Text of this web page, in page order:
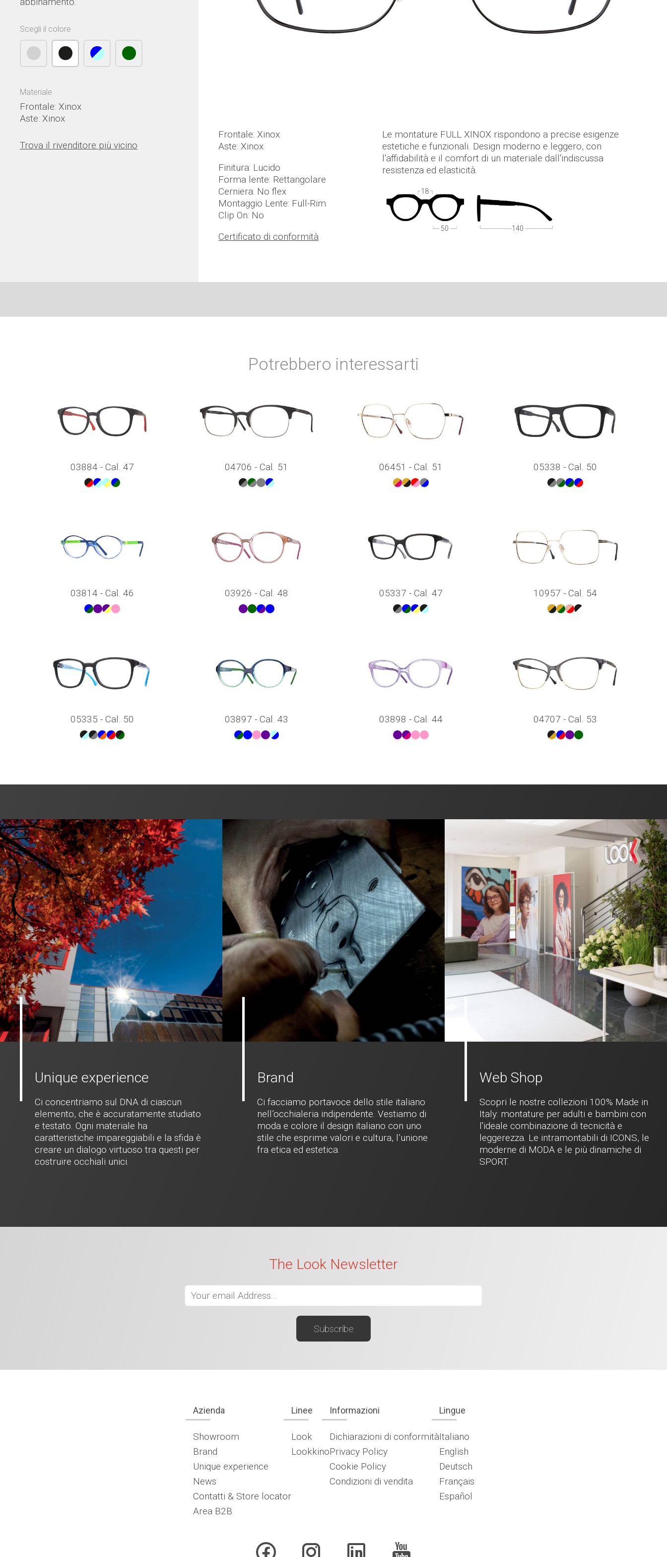
Scegli il colore
Materiale
Frontale: Xinox
Aste: Xinox
Trova il rivenditore più vicino
Frontale: Xinox
Aste: Xinox
Finitura: Lucido
Forma lente: Rettangolare
Cerniera: No flex
Montaggio Lente: Full-Rim
Clip On: No
Certificato di conformità
Le montature FULL XINOX rispondono a precise esigenze
estetiche e funzionali. Design moderno e leggero, con
l'affidabilità e il comfort di un materiale dall'indiscussa
resistenza ed elasticità.
50
18
140
Potrebbero interessarti
03884 - Cal. 47 04706 - Cal. 51 06451 - Cal. 51 05338 - Cal. 50
03814 - Cal. 46 03926 - Cal. 48 05337 - Cal. 47 10957 - Cal. 54
05335 - Cal. 50 03897 - Cal. 43 03898 - Cal. 44 04707 - Cal. 53
Unique experience
Ci concentriamo sul DNA di ciascun
elemento, che è accuratamente studiato
e testato. Ogni materiale ha
caratteristiche impareggiabili e la sfida è
creare un dialogo virtuoso tra questi per
costruire occhiali unici.
Brand
Ci facciamo portavoce dello stile italiano
nell’occhialeria indipendente. Vestiamo di
moda e colore il design italiano con uno
stile che esprime valori e cultura, l’unione
fra etica ed estetica.
Web Shop
Scopri le nostre collezioni 100% Made in
Italy: montature per adulti e bambini con
l'ideale combinazione di tecnicità e
leggerezza. Le intramontabili di ICONS, le
moderne di MODA e le più dinamiche di
SPORT.
The Look Newsletter
Azienda
Showroom
Brand
Unique experience
News
Contatti & Store locator
Area B2B
Linee
Look
Lookkino
Informazioni
Dichiarazioni di conformità
Privacy Policy
Cookie Policy
Condizioni di vendita
Lingue
Italiano
English
Deutsch
Français
Español